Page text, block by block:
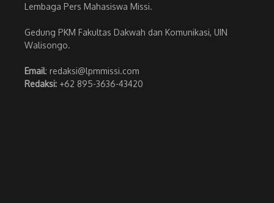
Lembaga Pers Mahasiswa Missi.
Gedung PKM Fakultas Dakwah dan Komunikasi, UIN
Walisongo.
Email: redaksi@lpmmissi.com
Redaksi: +62 895-3636-43420